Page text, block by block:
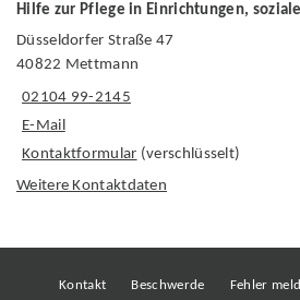
Hilfe zur Pflege in Einrichtungen,
Düsseldorfer Straße 47
40822 Mettmann
02104 99-2145
E-Mail
Kontaktformular (verschlüsselt)
Weitere Kontaktdaten
Kontakt Beschwerde Fehler